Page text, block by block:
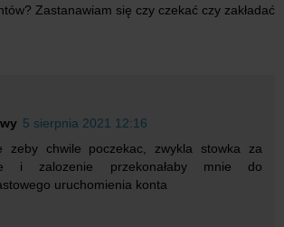
Zastanawiam się czy czekać czy zakładać
5 sierpnia 2021 12:16
zeby chwile poczekac, zwykla stowka za
i zalozenie przekonałaby mnie do
uruchomienia konta